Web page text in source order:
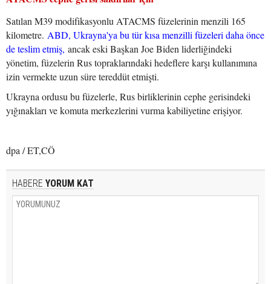
Satılan M39 modifikasyonlu ATACMS füzelerinin menzili 165
kilometre. ABD, Ukrayna'ya bu tür kısa menzilli füzeleri daha önce
de teslim etmiş, ancak eski Başkan Joe Biden liderliğindeki
yönetim, füzelerin Rus topraklarındaki hedeflere karşı kullanımına
izin vermekte uzun süre tereddüt etmişti.
Ukrayna ordusu bu füzelerle, Rus birliklerinin cephe gerisindeki
yığınakları ve komuta merkezlerini vurma kabiliyetine erişiyor.
dpa / ET,CÖ
HABERE YORUM KAT